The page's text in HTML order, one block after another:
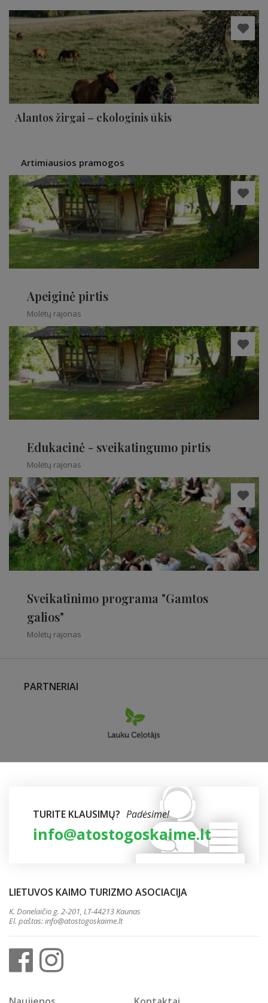
Alantos žirgai – ekologinis ūkis
Artimiausios pramogos
Apeiginė pirtis
Molėtų rajonas
Edukacinė - sveikatingumo pirtis
Molėtų rajonas
Sveikatinimo programa "Gamtos
galios"
Molėtų rajonas
PARTNERIAI
TURITE KLAUSIMŲ? Padėsime!
info@atostogoskaime.lt
LIETUVOS KAIMO TURIZMO ASOCIACIJA
K. Donelaičio g. 2-201, LT-44213 Kaunas
El. paštas:info@atostogoskaime.lt